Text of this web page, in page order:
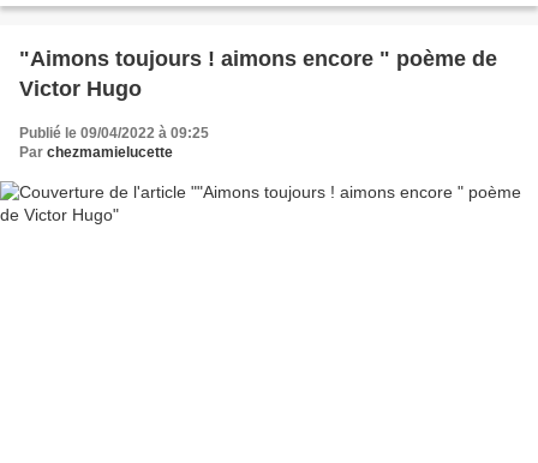
"Aimons toujours ! aimons encore " poème de
Victor Hugo
Publié le 09/04/2022 à 09:25
Par chezmamielucette